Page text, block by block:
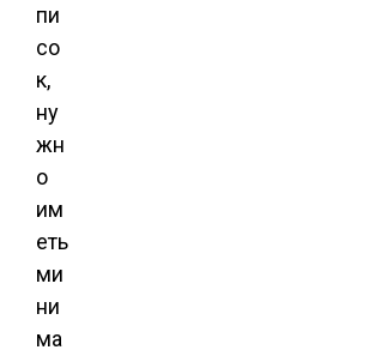
пи
со
к,
ну
жн
о
им
еть
ми
ни
ма